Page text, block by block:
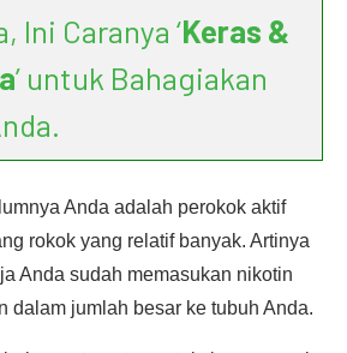
Ini Caranya ‘Keras &
’ untuk Bahagiakan
Anda adalah perokok aktif
rokok yang relatif banyak. Artinya
Anda sudah memasukan nikotin
dalam jumlah besar ke tubuh Anda.